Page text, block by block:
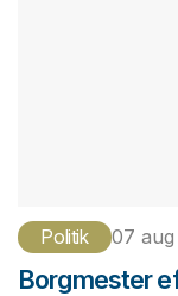
Politik 07
Borgmester